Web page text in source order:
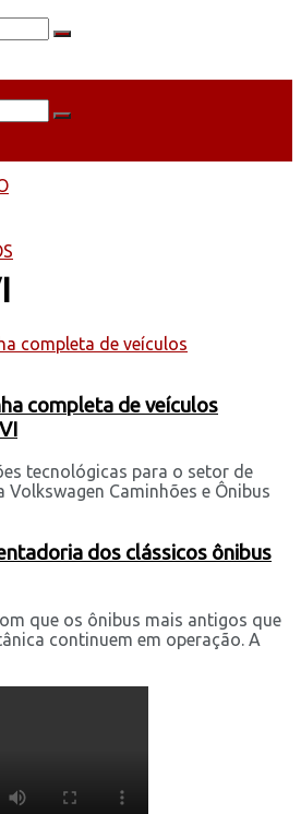
completa de veículos
tecnológicas para o setor de
Caminhões e Ônibus
dos clássicos ônibus
que os ônibus mais antigos que
continuem em operação. A